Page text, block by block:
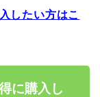
したい方はこ
に購入し